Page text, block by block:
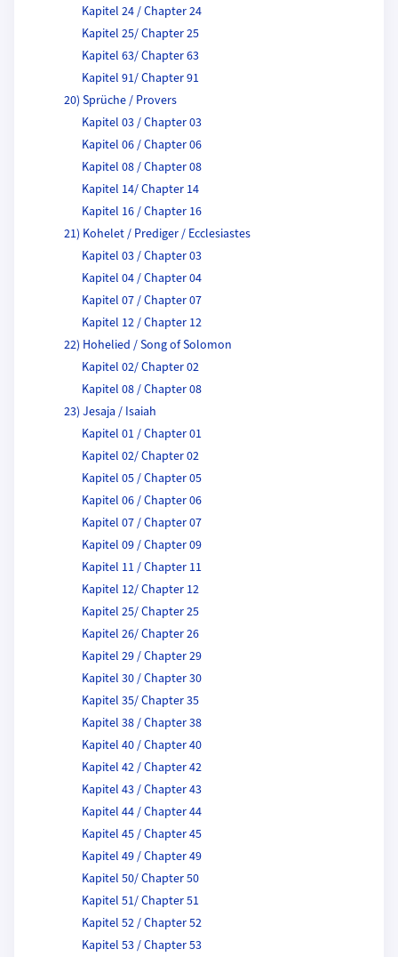
Kapitel 24 / Chapter 24
Kapitel 25/ Chapter 25
Kapitel 63/ Chapter 63
Kapitel 91/ Chapter 91
20) Sprüche / Provers
Kapitel 03 / Chapter 03
Kapitel 06 / Chapter 06
Kapitel 08 / Chapter 08
Kapitel 14/ Chapter 14
Kapitel 16 / Chapter 16
21) Kohelet / Prediger / Ecclesiastes
Kapitel 03 / Chapter 03
Kapitel 04 / Chapter 04
Kapitel 07 / Chapter 07
Kapitel 12 / Chapter 12
22) Hohelied / Song of Solomon
Kapitel 02/ Chapter 02
Kapitel 08 / Chapter 08
23) Jesaja / Isaiah
Kapitel 01 / Chapter 01
Kapitel 02/ Chapter 02
Kapitel 05 / Chapter 05
Kapitel 06 / Chapter 06
Kapitel 07 / Chapter 07
Kapitel 09 / Chapter 09
Kapitel 11 / Chapter 11
Kapitel 12/ Chapter 12
Kapitel 25/ Chapter 25
Kapitel 26/ Chapter 26
Kapitel 29 / Chapter 29
Kapitel 30 / Chapter 30
Kapitel 35/ Chapter 35
Kapitel 38 / Chapter 38
Kapitel 40 / Chapter 40
Kapitel 42 / Chapter 42
Kapitel 43 / Chapter 43
Kapitel 44 / Chapter 44
Kapitel 45 / Chapter 45
Kapitel 49 / Chapter 49
Kapitel 50/ Chapter 50
Kapitel 51/ Chapter 51
Kapitel 52 / Chapter 52
Kapitel 53 / Chapter 53